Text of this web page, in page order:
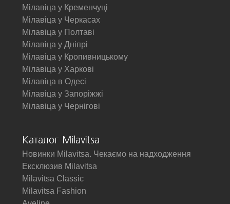
Мілавіца у Кременчуці
Мілавіца у Черкасах
Мілавіца у Полтаві
Мілавіца у Дніпрі
Мілавіца у Кропивницькому
Мілавіца у Харкові
Мілавіца в Одесі
Мілавіца у Запоріжжі
Мілавіца у Чернігові
Каталог Milavitsa
Новинки Milavitsa. Чекаємо на надходження
Ексклюзив Milavitsa
Milavitsa Classic
Milavitsa Fashion